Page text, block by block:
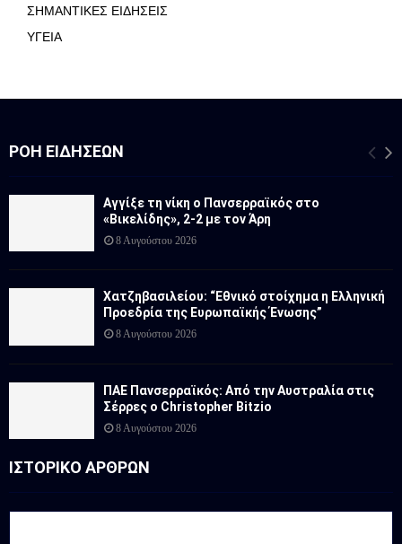
ΣΗΜΑΝΤΙΚΕΣ ΕΙΔΗΣΕΙΣ
ΥΓΕΙΑ
ΡΟΉ ΕΙΔΉΣΕΩΝ
Αγγίξε τη νίκη ο Πανσερραϊκός στο
«Βικελίδης», 2-2 με τον Άρη
8 Αυγούστου 2026
Χατζηβασιλείου: “Εθνικό στοίχημα η Ελληνική
Προεδρία της Ευρωπαϊκής Ένωσης”
8 Αυγούστου 2026
ΠΑΕ Πανσερραϊκός: Από την Αυστραλία στις
Σέρρες ο Christopher Bitzio
8 Αυγούστου 2026
ΙΣΤΟΡΙΚΟ ΑΡΘΡΩΝ